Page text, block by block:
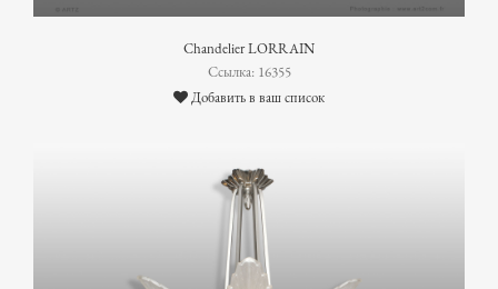
Chandelier LORRAIN
Ссылка: 16355
Добавить в ваш список